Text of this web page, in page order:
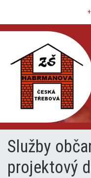
+
Služby
projektový